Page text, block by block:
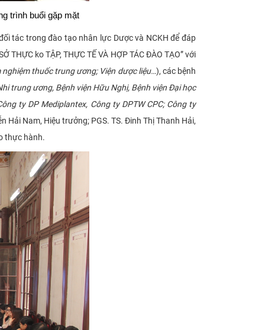
trình buổi gặp mặt
tác trong đào tạo nhân lực Dược và NCKH để đáp
ko TẬP, THỰC TẾ VÀ HỢP TÁC ĐÀO TẠO” với
nghiệm thuốc trung ương; Viện dược liệu…), các bệnh
trung ương, Bệnh viện Hữu Nghị, Bệnh viện Đại học
ty DP Mediplantex, Công ty DPTW CPC; Công ty
Hải Nam, Hiệu trưởng; PGS. TS. Đinh Thị Thanh Hải,
thực hành.